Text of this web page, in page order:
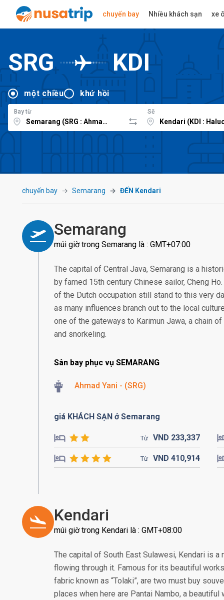
chuyến bay Nhiều khách sạn xe
SRG KDI
một chiều khứ hồi
Bay từ Sẽ
chuyến bay Semarang ĐẾN Kendari
Semarang
múi giờ trong Semarang là : GMT+07:00
The capital of Central Java, Semarang is a
by famed 15th century Chinese sailor, Cheng
of the Dutch occupation still stand to this very
as many influences branch out to the local
one of the gateways to Karimun Jawa, a chain
and snorkeling.
Sân bay phục vụ SEMARANG
Ahmad Yani - (SRG)
giá KHÁCH SẠN ở Semarang
Từ VND 233,337
Từ VND 410,914
Kendari
múi giờ trong Kendari là : GMT+08:00
The capital of South East Sulawesi, Kendari is
flowing through it. Famous for its beautiful
fabric known as “Tolaki”, are two must buy
places when here are Pantai Nambo, a